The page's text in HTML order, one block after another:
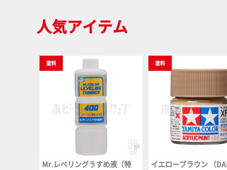
人気アイテム
塗料
Mr.レベリングうすめ液（特
塗料
イエローブラウン （